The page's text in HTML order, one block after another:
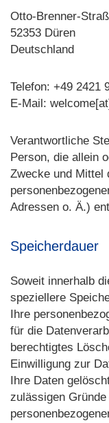
Otto-Brenner-
52353 Düren
Deutschland
Telefon: +49 2421
E-Mail:
Verantwortliche
Person, die allein
Zwecke und Mittel
Adressen o. Ä.)
Speicherdauer
Soweit innerhalb
speziellere
Ihre
für die
berechtigtes
Einwilligung zur
Ihre Daten
zulässigen